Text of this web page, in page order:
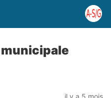
il y a 5 mois